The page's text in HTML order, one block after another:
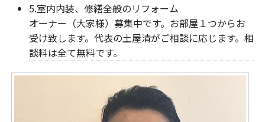
5.室内内装、修繕全般のリフォーム
オーナー（大家様）募集中です。お部屋１つからお
受け致します。代表の土屋清がご相談に応じます。相
談料は全て無料です。